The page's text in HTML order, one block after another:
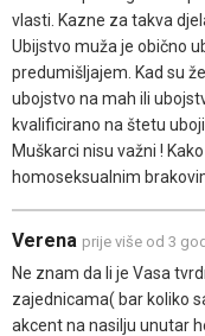
vlasti. Kazne za takva
Ubijstvo muža je obično
predumišljajem. Kad su
ubojstvo na mah ili
kvalificirano na štetu
Muškarci nisu važni !
homoseksualnim
Verena prije više od 3
Ne znam da li je Vasa
zajednicama( bar koliko
akcent na nasilju unutar